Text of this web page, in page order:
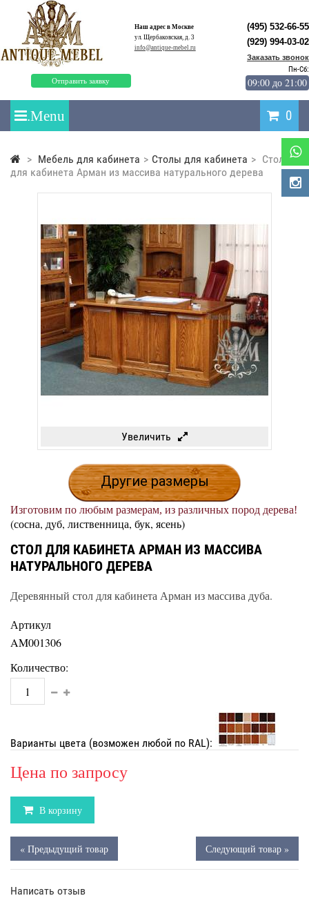
Наш адрес в Москве
ул. Щербаковская, д. 3
info@antique-mebel.ru
Отправить заявку
(495) 532-66-55
(929) 994-03-02
Заказать звонок
Пн-Сб:
09:00 до 21:00
0
> Мебель для кабинета > Столы для кабинета > Стол
для кабинета Арман из массива натурального дерева
Увеличить
Другие размеры
Изготовим по любым размерам, из различных пород дерева!
(сосна, дуб, лиственница, бук, ясень)
СТОЛ ДЛЯ КАБИНЕТА АРМАН ИЗ МАССИВА
НАТУРАЛЬНОГО ДЕРЕВА
Деревянный стол для кабинета Арман из массива дуба.
Артикул
AM001306
Количество:
Варианты цвета (возможен любой по RAL):
Цена по запросу
В корзину
« Предыдущий товар Следующий товар »
Написать отзыв